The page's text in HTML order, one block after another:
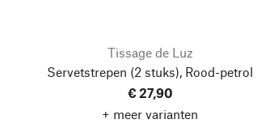
Tissage de Luz
Servetstrepen (2 stuks), Rood-petrol
€ 27,90
+ meer varianten